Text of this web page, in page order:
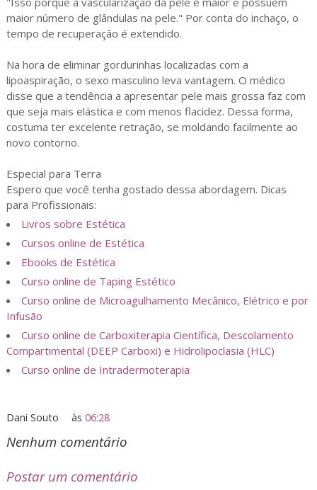
maior número de glândulas na pele." Por conta do inchaço, o
tempo de recuperação é extendido.
Na hora de eliminar gordurinhas localizadas com a
lipoaspiração, o sexo masculino leva vantagem. O médico
disse que a tendência a apresentar pele mais grossa faz com
que seja mais elástica e com menos flacidez. Dessa forma,
costuma ter excelente retração, se moldando facilmente ao
novo contorno.
Especial para Terra
Espero que você tenha gostado dessa abordagem. Dicas
para Profissionais:
Livros sobre Estética
Cursos online de Estética
Ebooks de Estética
Curso online de Taping Estético
Curso online de Microagulhamento Mecânico, Elétrico e por
Infusão
Curso online de Carboxiterapia Científica, Descolamento
Compartimental (DEEP Carboxi) e Hidrolipoclasia (HLC)
Curso online de Intradermoterapia
Dani Souto às06:28
Nenhum comentário
Postar um comentário